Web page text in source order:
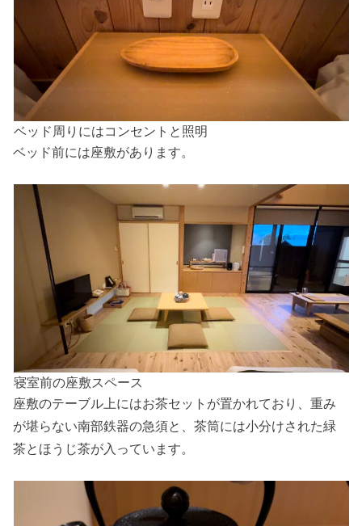
ベッド周りにはコンセントと照明
ベッド前には座敷があります。
寝室前の座敷スペース
座敷のテーブル上にはお茶セットが置かれており、重み
が堪らない南部鉄器の急須と、茶筒には小分けされた緑
茶とほうじ茶が入っています。